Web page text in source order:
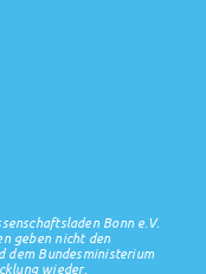
Bonn e.V.
geben nicht den
dem Bundesministerium
wieder.